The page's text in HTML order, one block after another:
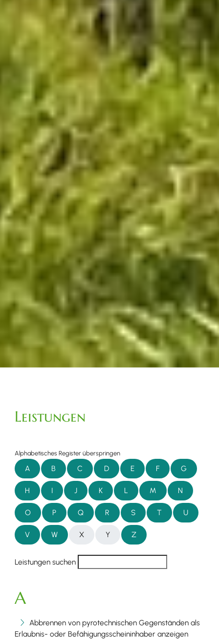
Leistungen
Alphabetisches Register überspringen
A B C D E F G
H I J K L M N
O P Q R S T U
V W X Y Z
Leistungen suchen
A
Abbrennen von pyrotechnischen Gegenständen als
Erlaubnis- oder Befähigungsscheininhaber anzeigen